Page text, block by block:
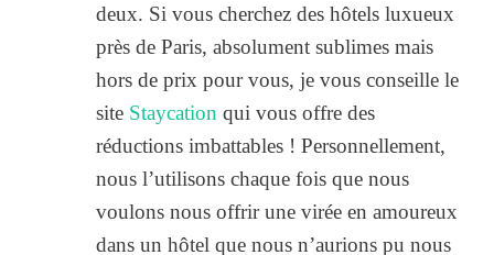
deux. Si vous cherchez des hôtels luxueux
près de Paris, absolument sublimes mais
hors de prix pour vous, je vous conseille le
site Staycation qui vous offre des
réductions imbattables ! Personnellement,
nous l’utilisons chaque fois que nous
voulons nous offrir une virée en amoureux
dans un hôtel que nous n’aurions pu nous